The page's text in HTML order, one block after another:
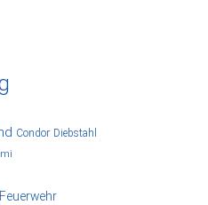
Condor Diebstahl
Feuerwehr